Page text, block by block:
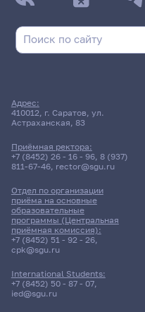
Адрес:
410012, г. Саратов, ул.
Астраханская, 83
Приёмная ректора:
+7 (8452) 26 - 16 - 96, 8 (937)
811-67-46, rector@sgu.ru
Отдел по организации
приёма на основные
образовательные
программы (Центральная
приёмная комиссия):
+7 (8452) 51 - 92 - 26,
cpk@sgu.ru
International Students:
+7 (8452) 50 - 87 - 07,
ied@sgu.ru